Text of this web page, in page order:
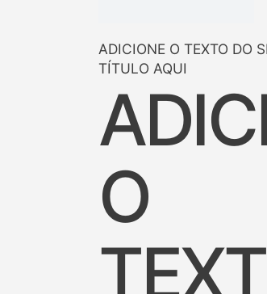
ADICIONE O TEXTO DO
TÍTULO AQUI
O